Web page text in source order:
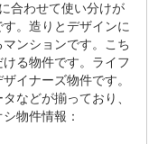
合わせて使い分けが
。造りとデザインに
ンションです。こち
る物件です。ライフ
イナーズ物件です。
などが揃っており、
物件情報：